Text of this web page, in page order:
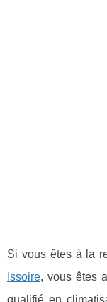
Si vous êtes à la
Issoire, vous êtes